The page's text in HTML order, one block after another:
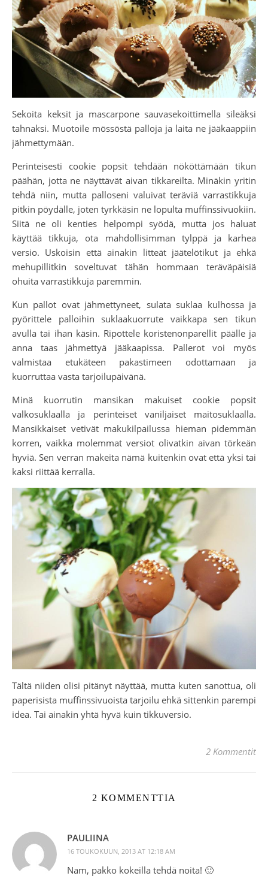
Sekoita keksit ja mascarpone sauvasekoittimella sileäksi
tahnaksi. Muotoile mössöstä palloja ja laita ne jääkaappiin
jähmettymään.
Perinteisesti cookie popsit tehdään nököttämään tikun
päähän, jotta ne näyttävät aivan tikkareilta. Minäkin yritin
tehdä niin, mutta palloseni valuivat teräviä varrastikkuja
pitkin pöydälle, joten tyrkkäsin ne lopulta muffinssivuokiin.
Siitä ne oli kenties helpompi syödä, mutta jos haluat
käyttää tikkuja, ota mahdollisimman tylppä ja karhea
versio. Uskoisin että ainakin litteät jäätelötikut ja ehkä
mehupillitkin soveltuvat tähän hommaan teräväpäisiä
ohuita varrastikkuja paremmin.
Kun pallot ovat jähmettyneet, sulata suklaa kulhossa ja
pyörittele palloihin suklaakuorrute vaikkapa sen tikun
avulla tai ihan käsin. Ripottele koristenonparellit päälle ja
anna taas jähmettyä jääkaapissa. Pallerot voi myös
valmistaa etukäteen pakastimeen odottamaan ja
kuorruttaa vasta tarjoilupäivänä.
Minä kuorrutin mansikan makuiset cookie popsit
valkosuklaalla ja perinteiset vaniljaiset maitosuklaalla.
Mansikkaiset vetivät makukilpailussa hieman pidemmän
korren, vaikka molemmat versiot olivatkin aivan törkeän
hyviä. Sen verran makeita nämä kuitenkin ovat että yksi tai
kaksi riittää kerralla.
Tältä niiden olisi pitänyt näyttää, mutta kuten sanottua, oli
paperisista muffinssivuoista tarjoilu ehkä sittenkin parempi
idea. Tai ainakin yhtä hyvä kuin tikkuversio.
2 Kommentit
2 KOMMENTTIA
PAULIINA
16 TOUKOKUUN, 2013 AT 12:18 AM
Nam, pakko kokeilla tehdä noita! 🙂